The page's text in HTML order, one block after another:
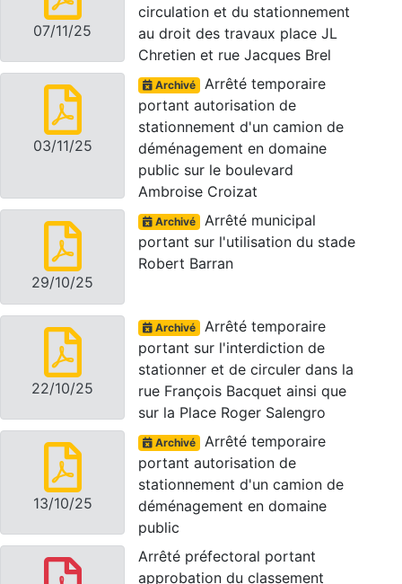
07/11/25
circulation et du stationnement
au droit des travaux place JL
Chretien et rue Jacques Brel
03/11/25
Archivé Arrêté temporaire
portant autorisation de
stationnement d'un camion de
déménagement en domaine
public sur le boulevard
Ambroise Croizat
29/10/25
Archivé Arrêté municipal
portant sur l'utilisation du stade
Robert Barran
22/10/25
Archivé Arrêté temporaire
portant sur l'interdiction de
stationner et de circuler dans la
rue François Bacquet ainsi que
sur la Place Roger Salengro
13/10/25
Archivé Arrêté temporaire
portant autorisation de
stationnement d'un camion de
déménagement en domaine
public
Arrêté préfectoral portant
approbation du classement